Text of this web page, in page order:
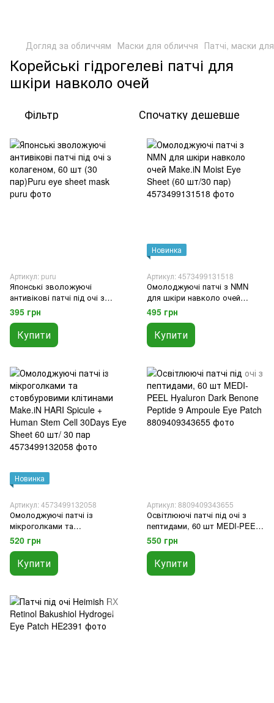
Догляд за обличчям Маски для обличчя Патчі, маски
Корейські гідрогелеві патчі для
шкіри навколо очей
Фільтр Спочатку дешевше
Артикул: puru
Японські зволожуючі
антивікові патчі під очі з
колагеном, 60 шт (30 пар)Puru
eye sheet mask
395 грн
Купити
Новинка
Артикул: 4573499131518
Омолоджуючі патчі з NMN
для шкіри навколо очей
Make.iN Moist Eye Sheet (60
шт/30 пар)
495 грн
Купити
Новинка
Артикул: 4573499132058
Омолоджуючі патчі із
мікроголками та
стовбуровими клітинами
Make.iN HARI Spicule + Human
Stem Cell 30Days Eye Sheet 60
шт/ 30 пар
520 грн
Купити
Артикул: 8809409343655
Освітлюючі патчі під очі з
пептидами, 60 шт MEDI-PEEL
Hyaluron Dark Benone Peptide 9
Ampoule Eye Patch
550 грн
Купити